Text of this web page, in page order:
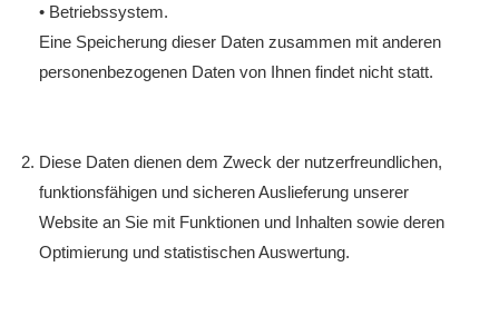
• Betriebssystem.
Eine Speicherung dieser Daten zusammen mit anderen
personenbezogenen Daten von Ihnen findet nicht statt.
Diese Daten dienen dem Zweck der nutzerfreundlichen,
funktionsfähigen und sicheren Auslieferung unserer
Website an Sie mit Funktionen und Inhalten sowie deren
Optimierung und statistischen Auswertung.